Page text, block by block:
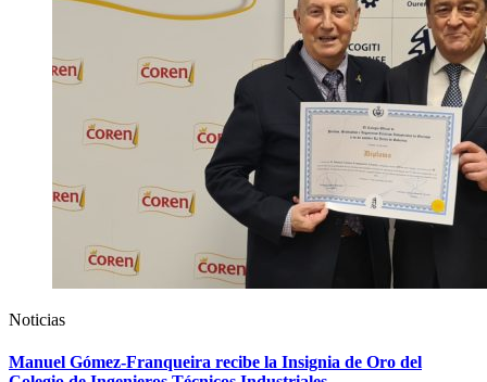
Noticias
Manuel Gómez-Franqueira recibe la Insignia de Oro del